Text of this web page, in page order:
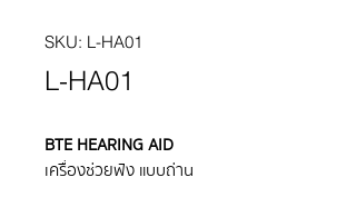
SKU: L-HA01
L-HA01
BTE HEARING AID
เครื่องช่วยฟัง แบบถ่าน